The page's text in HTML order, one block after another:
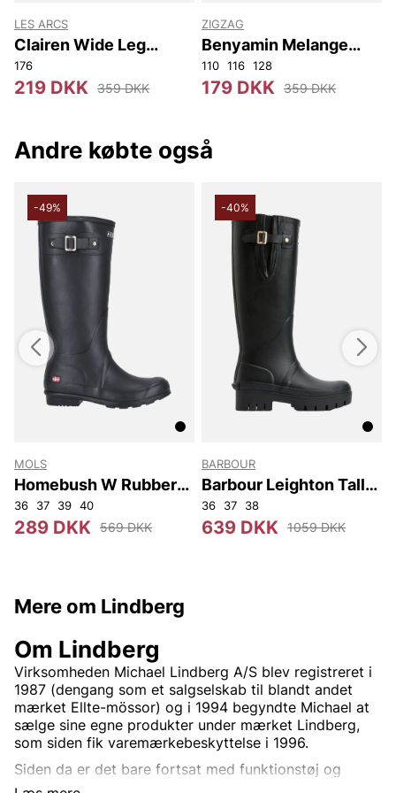
LES ARCS
Clairen Wide Leg
Sweat Pants -
Youth/Girl
176
219 DKK 359 DKK
ZIGZAG
Benyamin Melange
Sweat Pants
110 116 128
179 DKK 359 DKK
Andre købte også
-49%
MOLS
Homebush W Rubber
Boot
36 37 39 40
289 DKK 569 DKK
-40%
BARBOUR
Barbour Leighton Tall
Welly
36 37 38
639 DKK 1059 DKK
Mere om Lindberg
Om Lindberg
Virksomheden Michael Lindberg A/S blev registreret i
1987 (dengang som et salgselskab til blandt andet
mærket Ellte-mössor) og i 1994 begyndte Michael at
sælge sine egne produkter under mærket Lindberg,
som siden fik varemærkebeskyttelse i 1996.
Siden da er det bare fortsat med funktionstøj og
tilbehør, med omtanke for alle, der nyder at være i